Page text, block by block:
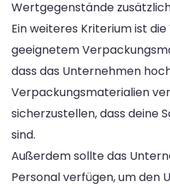
Wertgegenstände
Ein weiteres Kriterium ist
geeignetem
dass das Unternehmen
Verpackungsmaterialien
sicherzustellen, dass deine
sind.
Außerdem sollte das
Personal verfügen, um den